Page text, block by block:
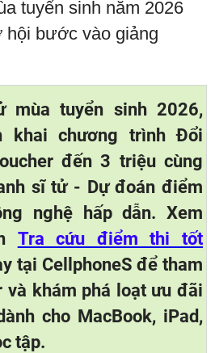
tuyển sinh năm 2026
hội bước vào giảng
mùa tuyển sinh 2026,
khai chương trình Đổi
đến 3 triệu cùng
sĩ tử - Dự đoán điểm
nghệ hấp dẫn. Xem
Tra cứu điểm thi tốt
tại CellphoneS để tham
và khám phá loạt ưu đãi
cho MacBook, iPad,
tập.